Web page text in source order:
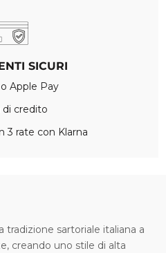
SICURI
Apple Pay
di credito
3 rate con Klarna
tradizione sartoriale italiana a
creando uno stile di alta